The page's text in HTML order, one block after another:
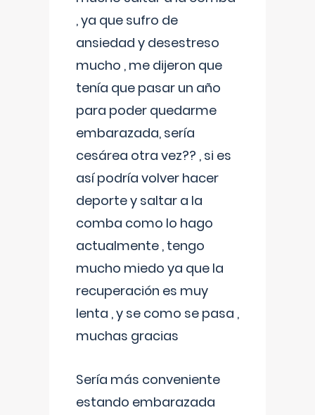
, ya que sufro de
ansiedad y desestreso
mucho , me dijeron que
tenía que pasar un año
para poder quedarme
embarazada, sería
cesárea otra vez?? , si es
así podría volver hacer
deporte y saltar a la
comba como lo hago
actualmente , tengo
mucho miedo ya que la
recuperación es muy
lenta , y se como se pasa ,
muchas gracias
Sería más conveniente
estando embarazada